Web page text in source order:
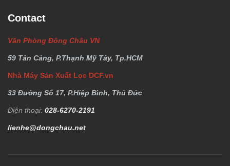
Contact
Văn Phòng Đông Châu VN
59 Tân Cảng, P.Thạnh Mỹ Tây, Tp.HCM
Nhà Máy Sản Xuất Lọc DCF.vn
33 Đường Số 17, P.Hiệp Bình, Thủ Đức
Điện thoại: 028-6270-2191
lienhe@dongchau.net